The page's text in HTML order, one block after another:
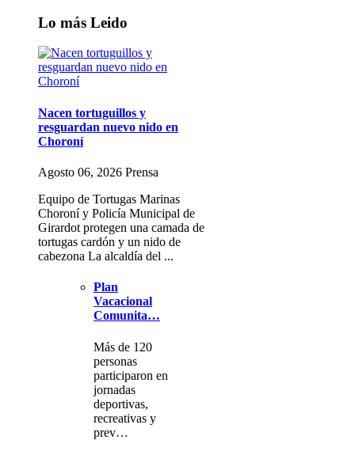
Lo más Leido
Nacen tortuguillos y
resguardan nuevo nido en
Choroní
Agosto 06, 2026 Prensa
Equipo de Tortugas Marinas
Choroní y Policía Municipal de
Girardot protegen una camada de
tortugas cardón y un nido de
cabezona La alcaldía del ...
Plan
Vacacional
Comunita…
Más de 120
personas
participaron en
jornadas
deportivas,
recreativas y
prev…